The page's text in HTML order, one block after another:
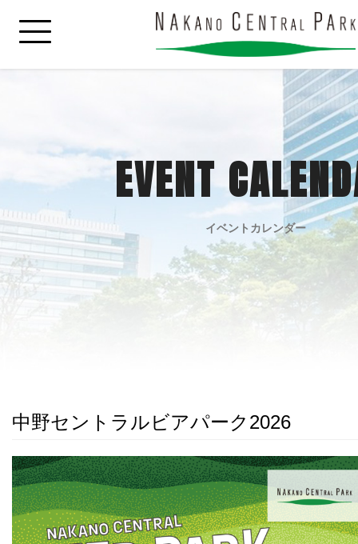
EVENT
イベントカレンダー
中野セントラルビアパーク2026